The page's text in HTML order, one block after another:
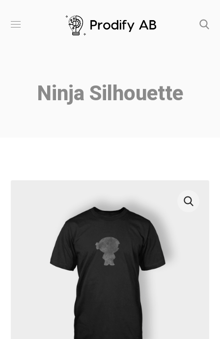
Ninja Silhouette